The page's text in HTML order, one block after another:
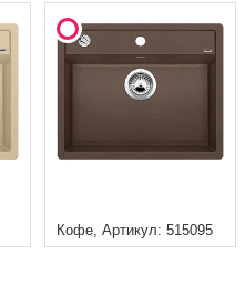
Кофе, Артикул: 515095